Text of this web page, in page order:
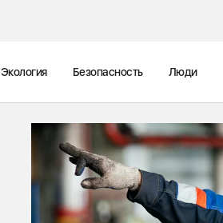
Экология Безопасность Люди